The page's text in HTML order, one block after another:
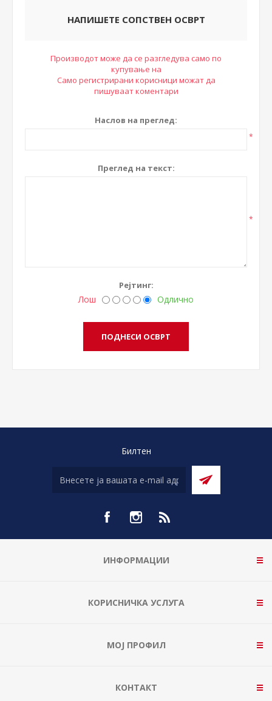
НАПИШЕТЕ СОПСТВЕН ОСВРТ
Производот може да се разгледува само по
купување на
Само регистрирани корисници можат да
пишуваат коментари
Наслов на преглед:
*
Преглед на текст:
*
Рејтинг:
Лош Одлично
Билтен
ИНФОРМАЦИИ
КОРИСНИЧКА УСЛУГА
МОЈ ПРОФИЛ
КОНТАКТ